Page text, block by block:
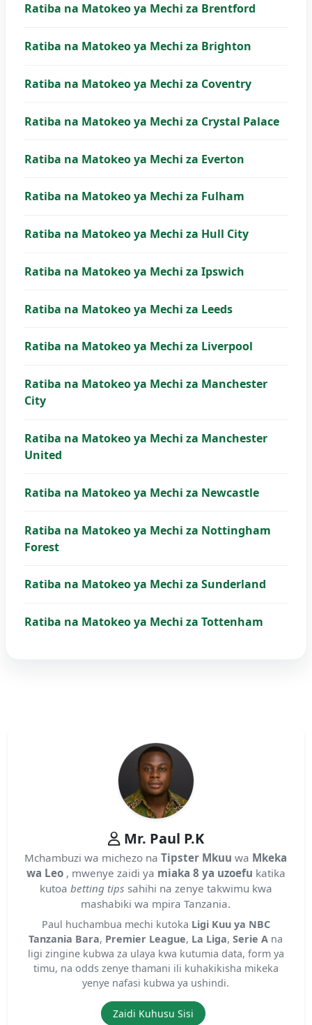
Ratiba na Matokeo ya Mechi za Brentford
Ratiba na Matokeo ya Mechi za Brighton
Ratiba na Matokeo ya Mechi za Coventry
Ratiba na Matokeo ya Mechi za Crystal Palace
Ratiba na Matokeo ya Mechi za Everton
Ratiba na Matokeo ya Mechi za Fulham
Ratiba na Matokeo ya Mechi za Hull City
Ratiba na Matokeo ya Mechi za Ipswich
Ratiba na Matokeo ya Mechi za Leeds
Ratiba na Matokeo ya Mechi za Liverpool
Ratiba na Matokeo ya Mechi za Manchester
City
Ratiba na Matokeo ya Mechi za Manchester
United
Ratiba na Matokeo ya Mechi za Newcastle
Ratiba na Matokeo ya Mechi za Nottingham
Forest
Ratiba na Matokeo ya Mechi za Sunderland
Ratiba na Matokeo ya Mechi za Tottenham
Mr. Paul P.K
Mchambuzi wa michezo naTipster Mkuu wa Mkeka
wa Leo , mwenye zaidi ya miaka 8 ya uzoefu katika
kutoa betting tips sahihi na zenye takwimu kwa
mashabiki wa mpira Tanzania.
Paul huchambua mechi kutoka Ligi Kuu ya NBC
Tanzania Bara, Premier League, La Liga,Serie A na
ligi zingine kubwa za ulaya kwa kutumia data, form ya
timu, na odds zenye thamani ili kuhakikisha mikeka
yenye nafasi kubwa ya ushindi.
Zaidi Kuhusu Sisi